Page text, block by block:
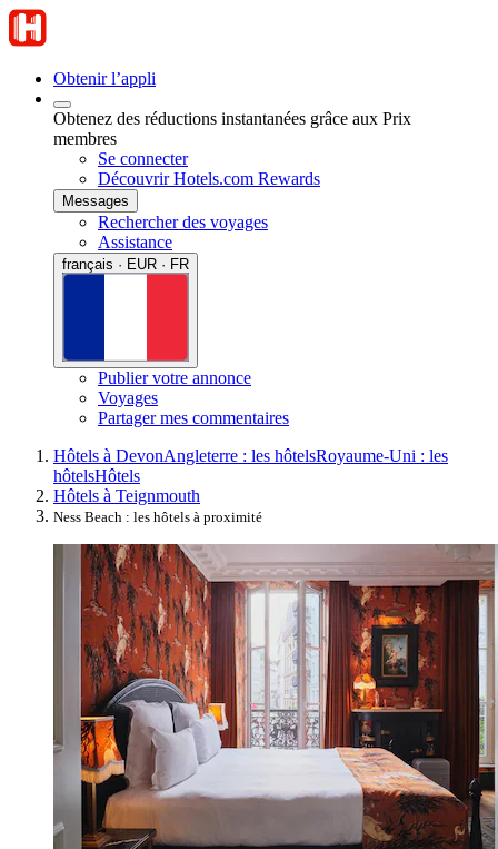
Obtenir l’appli
Obtenez des réductions instantanées grâce aux Prix
membres
Se connecter
Découvrir Hotels.com Rewards
Messages
Rechercher des voyages
Assistance
français · EUR · FR
Publier votre annonce
Voyages
Partager mes commentaires
Hôtels à DevonAngleterre : les hôtelsRoyaume-Uni : les
hôtelsHôtels
Hôtels à Teignmouth
Ness Beach : les hôtels à proximité